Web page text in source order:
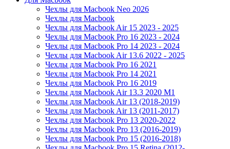
Чехлы для Macbook Neo 2026
Чехлы для Macbook
Чехлы для Macbook Air 15 2023 - 2025
Чехлы для Macbook Pro 16 2023 - 2024
Чехлы для Macbook Pro 14 2023 - 2024
Чехлы для Macbook Air 13.6 2022 - 2025
Чехлы для Macbook Pro 16 2021
Чехлы для Macbook Pro 14 2021
Чехлы для Macbook Pro 16 2019
Чехлы для Macbook Air 13.3 2020 M1
Чехлы для Macbook Air 13 (2018-2019)
Чехлы для Macbook Air 13 (2011-2017)
Чехлы для Macbook Pro 13 2020-2022
Чехлы для Macbook Pro 13 (2016-2019)
Чехлы для Macbook Pro 15 (2016-2018)